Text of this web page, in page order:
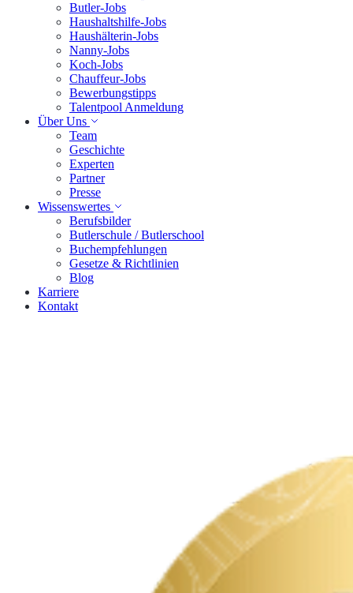
Butler-Jobs
Haushaltshilfe-Jobs
Haushälterin-Jobs
Nanny-Jobs
Koch-Jobs
Chauffeur-Jobs
Bewerbungstipps
Talentpool Anmeldung
Über Uns
Team
Geschichte
Experten
Partner
Presse
Wissenswertes
Berufsbilder
Butlerschule / Butlerschool
Buchempfehlungen
Gesetze & Richtlinien
Blog
Karriere
Kontakt